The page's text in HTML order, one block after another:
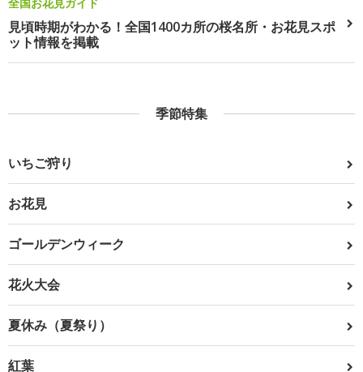
見頃時期がわかる！全国1400カ所の桜名所・お花見スポ
ット情報を掲載
季節特集
いちご狩り
お花見
ゴールデンウィーク
花火大会
夏休み（夏祭り）
紅葉